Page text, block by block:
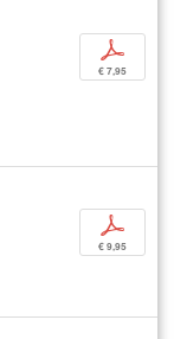
p
€ 7,95
p
€ 9,95